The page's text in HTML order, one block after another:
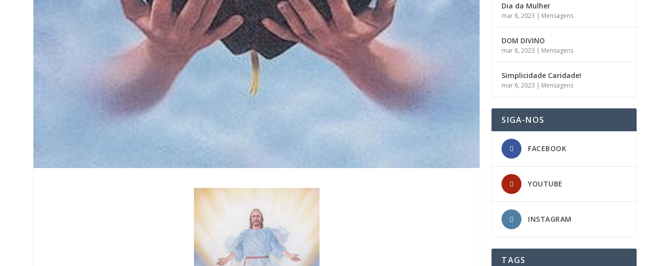
Dia da Mulher
mar 8, 2023 | Mensagens
DOM DIVINO
mar 8, 2023 | Mensagens
Simplicidade Caridade!
mar 6, 2023 | Mensagens
SIGA-NOS
FACEBOOK
YOUTUBE
INSTAGRAM
TAGS